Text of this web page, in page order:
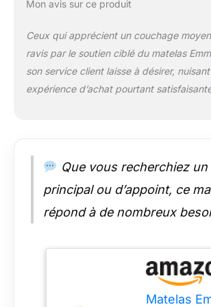
du matelas.
Respirabilité
: Avec des
plus hauts de
pour un
sommeil plus
qui le rend
évitant la
transpiration et
garantissant
Mon avis sur ce produit
Ceux qui apprécient un couchage
ravis par le soutien ciblé du matelas
son service client laisse à désirer,
expérience d’achat pourtant
Que vous recherchiez
principal ou d’appoint, ce
répond à de nombreux
Matelas